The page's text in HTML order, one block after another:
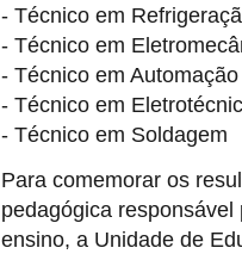
- Técnico em
- Técnico em
- Técnico em Automação
- Técnico em
- Técnico em Soldagem
Para comemorar os
pedagógica
ensino, a Unidade de